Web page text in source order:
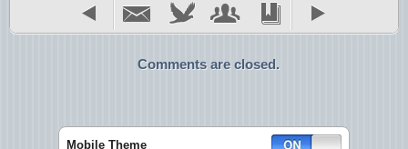
Comments are closed.
Mobile Theme